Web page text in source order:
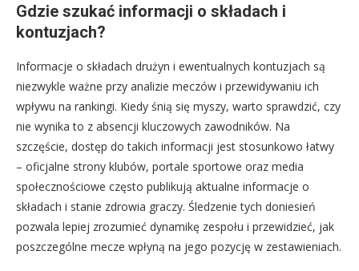
Gdzie szukać informacji o składach i
kontuzjach?
Informacje o składach drużyn i ewentualnych kontuzjach są
niezwykle ważne przy analizie meczów i przewidywaniu ich
wpływu na rankingi. Kiedy śnią się myszy, warto sprawdzić, czy
nie wynika to z absencji kluczowych zawodników. Na
szczęście, dostęp do takich informacji jest stosunkowo łatwy
– oficjalne strony klubów, portale sportowe oraz media
społecznościowe często publikują aktualne informacje o
składach i stanie zdrowia graczy. Śledzenie tych doniesień
pozwala lepiej zrozumieć dynamikę zespołu i przewidzieć, jak
poszczególne mecze wpłyną na jego pozycję w zestawieniach.